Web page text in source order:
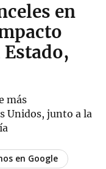
en
más
Unidos, junto a la
en Google